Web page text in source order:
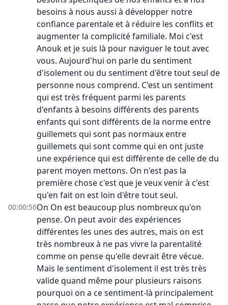
besoins à nous aussi à développer notre
confiance parentale et à réduire les conflits et
augmenter la complicité familiale. Moi c'est
Anouk et je suis là pour naviguer le tout avec
vous. Aujourd'hui on parle du sentiment
d'isolement ou du sentiment d'être tout seul de
personne nous comprend. C'est un sentiment
qui est très fréquent parmi les parents
d'enfants à besoins différents des parents
enfants qui sont différents de la norme entre
guillemets qui sont pas normaux entre
guillemets qui sont comme qui en ont juste
une expérience qui est différente de celle de du
parent moyen mettons. On n'est pas la
première chose c'est que je veux venir à c'est
qu'en fait on est loin d'être tout seul.
00:00:56On On est beaucoup plus nombreux qu'on
pense. On peut avoir des expériences
différentes les unes des autres, mais on est
très nombreux à ne pas vivre la parentalité
comme on pense qu'elle devrait être vécue.
Mais le sentiment d'isolement il est très très
valide quand même pour plusieurs raisons
pourquoi on a ce sentiment-là principalement